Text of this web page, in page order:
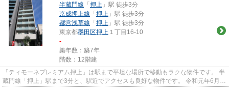
半蔵門線 「 押上 」駅 徒歩3分
京成押上線 「 押上 」駅 徒歩3分
都営浅草線 「 押上 」駅 徒歩3分
東京都墨田区押上 １丁目16-10
-
築年数：築7年
階数：12階建
「ティモーネプレミアム押上」は駅まで平坦な場所で移動もラクな物件です。 半
蔵門線「押上」駅まで3分と、駅近でアクセスも良好な物件です。 令和元年6月完